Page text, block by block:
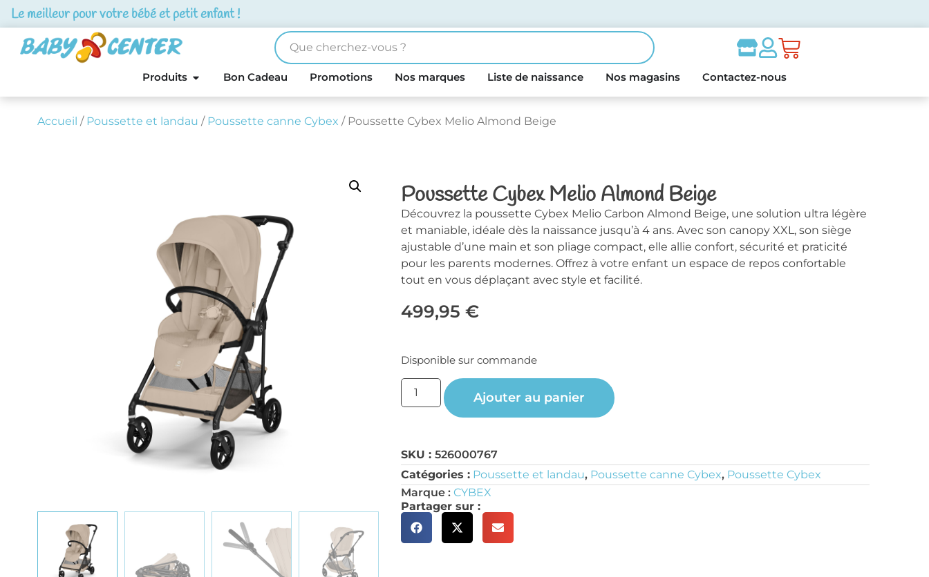
Le meilleur pour votre bébé et petit enfant !
Produits Bon Cadeau Promotions Nos marques Liste de naissance Nos magasins Contactez-nous
Accueil / Poussette et landau / Poussette canne Cybex / Poussette Cybex Melio Almond Beige
Poussette Cybex Melio Almond Beige
Découvrez la poussette Cybex Melio Carbon Almond Beige, une solution ultra légère
et maniable, idéale dès la naissance jusqu’à 4 ans. Avec son canopy XXL, son siège
ajustable d’une main et son pliage compact, elle allie confort, sécurité et praticité
pour les parents modernes. Offrez à votre enfant un espace de repos confortable
tout en vous déplaçant avec style et facilité.
499,95€
Disponible sur commande
Ajouter au panier
SKU :526000767
Catégories : Poussette et landau, Poussette canne Cybex, Poussette Cybex
Marque :CYBEX
Partager sur :